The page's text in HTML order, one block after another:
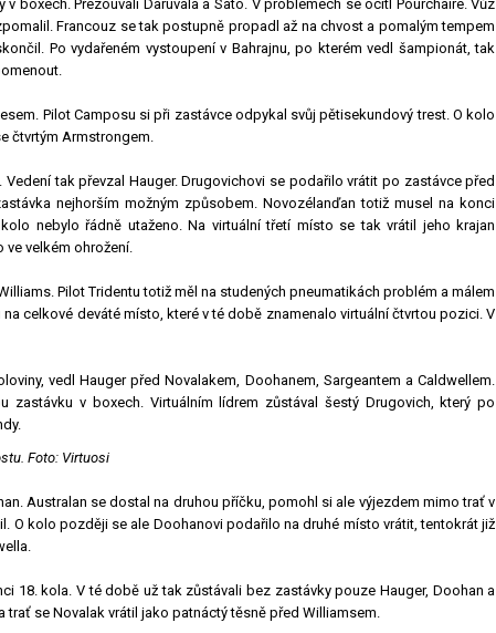
boxech. Přezouvali Daruvala a Sato. V problémech se ocitl Pourchaire. Vůz
Francouz se tak postupně propadl až na chvost a pomalým tempem
Po vydařeném vystoupení v Bahrajnu, po kterém vedl šampionát, tak
Pilot Camposu si při zastávce odpykal svůj pětisekundový trest. O kolo
čtvrtým Armstrongem.
tak převzal Hauger. Drugovichovi se podařilo vrátit po zastávce před
nejhorším možným způsobem. Novozélanďan totiž musel na konci
nebylo řádně utaženo. Na virtuální třetí místo se tak vrátil jeho krajan
velkém ohrožení.
Pilot Tridentu totiž měl na studených pneumatikách problém a málem
celkové deváté místo, které v té době znamenalo virtuální čtvrtou pozici. V
vedl Hauger před Novalakem, Doohanem, Sargeantem a Caldwellem.
zastávku v boxech. Virtuálním lídrem zůstával šestý Drugovich, který po
Foto: Virtuosi
Australan se dostal na druhou příčku, pomohl si ale výjezdem mimo trať v
O kolo později se ale Doohanovi podařilo na druhé místo vrátit, tentokrát již
18. kola. V té době už tak zůstávali bez zastávky pouze Hauger, Doohan a
se Novalak vrátil jako patnáctý těsně před Williamsem.